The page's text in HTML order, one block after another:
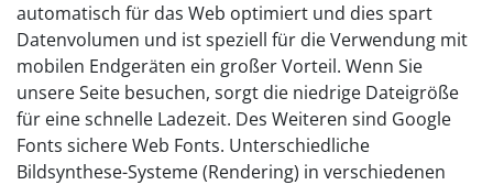
automatisch für das Web optimiert und dies spart
Datenvolumen und ist speziell für die Verwendung mit
mobilen Endgeräten ein großer Vorteil. Wenn Sie
unsere Seite besuchen, sorgt die niedrige Dateigröße
für eine schnelle Ladezeit. Des Weiteren sind Google
Fonts sichere Web Fonts. Unterschiedliche
Bildsynthese-Systeme (Rendering) in verschiedenen